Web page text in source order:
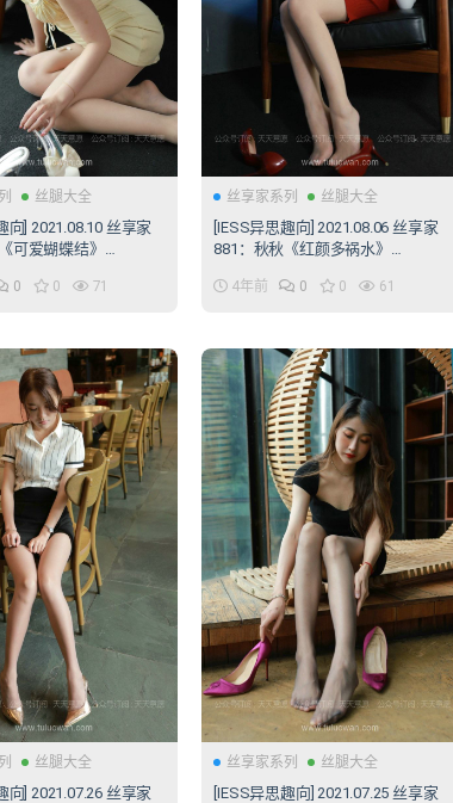
丝腿大全
向] 2021.08.10 丝享家
可爱蝴蝶结》
0 0 71
丝享家系列 丝腿大全
[IESS异思趣向] 2021.08.06 丝享家
881：秋秋《红颜多祸水》
4年前 0 0 61
丝腿大全
向] 2021.07.26 丝享家
丝享家系列 丝腿大全
[IESS异思趣向] 2021.07.25 丝享家